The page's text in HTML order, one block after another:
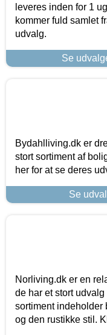
leveres inden for 1
kommer fuld samlet
udvalg.
Se
Bydahlliving.dk er
stort sortiment af
her for at se deres
Se
Norliving.dk er en
de har et stort
sortiment indeholder
og den rustikke stil.